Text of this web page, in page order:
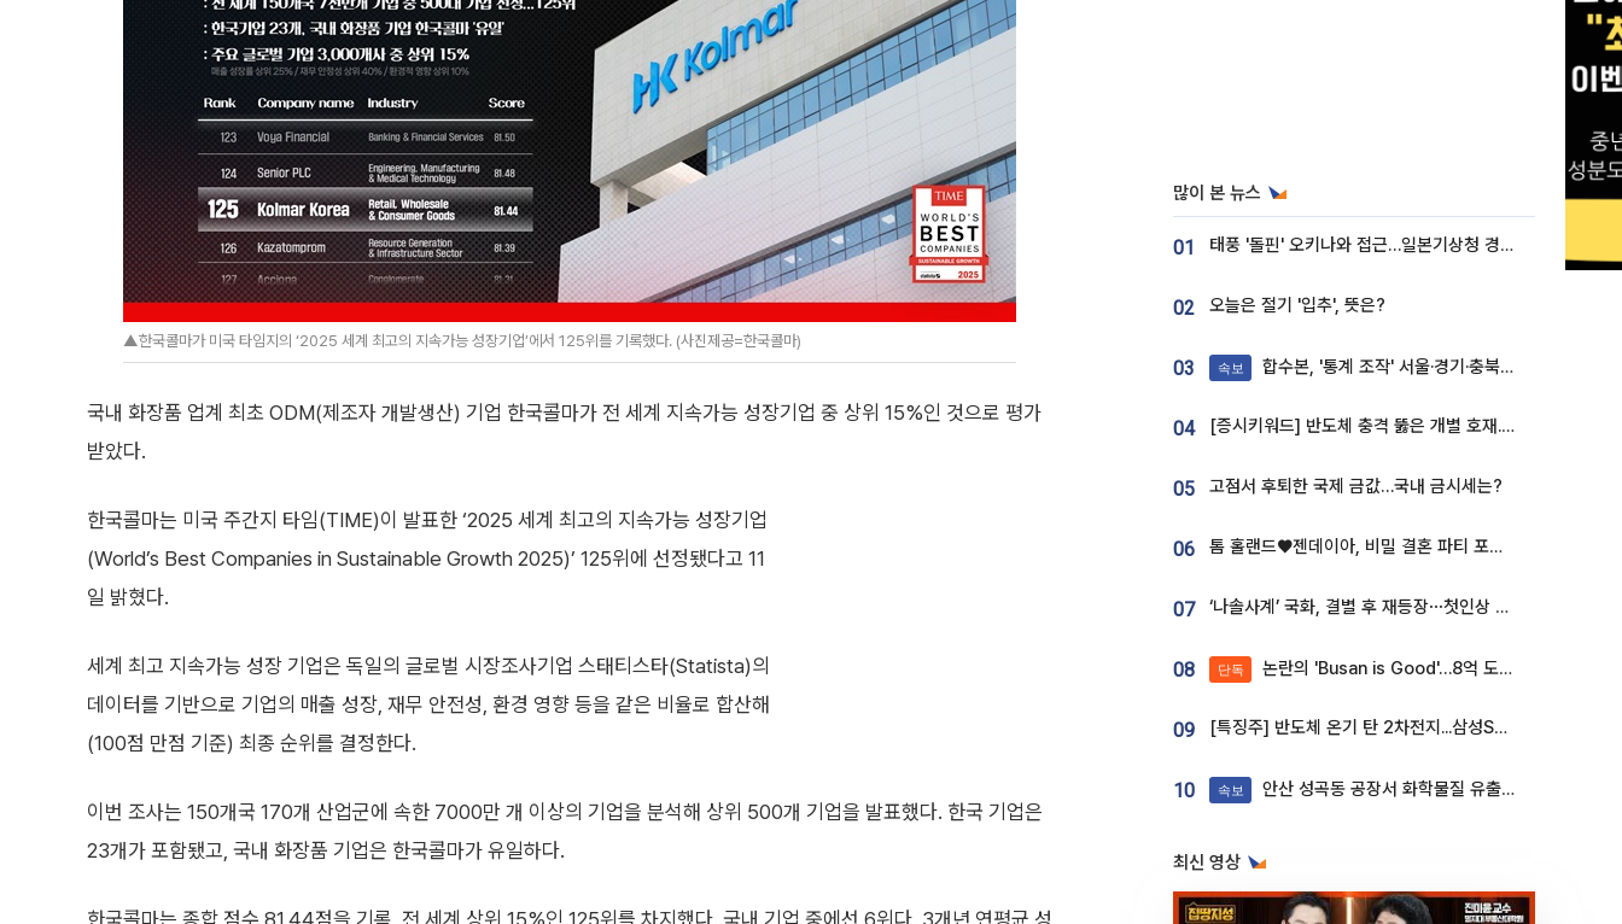
▲한국콜마가 미국 타임지의 ‘2025 세계 최고의 지속가능 성장기업’에서 125위를 기록했다. (사진제공=한국콜마)
국내 화장품 업계 최초 ODM(제조자 개발생산) 기업 한국콜마가 전 세계 지속가능 성장기업 중 상위 15%인 것으로 평가
받았다.
한국콜마는 미국 주간지 타임(TIME)이 발표한 ‘2025 세계 최고의 지속가능 성장기업
(World’s Best Companies in Sustainable Growth 2025)’ 125위에 선정됐다고 11
일 밝혔다.
세계 최고 지속가능 성장 기업은 독일의 글로벌 시장조사기업 스태티스타(Statista)의
데이터를 기반으로 기업의 매출 성장, 재무 안전성, 환경 영향 등을 같은 비율로 합산해
(100점 만점 기준) 최종 순위를 결정한다.
이번 조사는 150개국 170개 산업군에 속한 7000만 개 이상의 기업을 분석해 상위 500개 기업을 발표했다. 한국 기업은
23개가 포함됐고, 국내 화장품 기업은 한국콜마가 유일하다.
한국콜마는 종합 점수 81.44점을 기록, 전 세계 상위 15%인 125위를 차지했다. 국내 기업 중에선 6위다. 3개년 연평균 성
많이 본 뉴스
01 태풍 '돌핀' 오키나와 접근…일본기상청 경로 업데이트
02 오늘은 절기 '입추', 뜻은?
03 속보 합수본, '통계 조작' 서울·경기·충북 선관위 등 추가 압수수색
04 [증시키워드] 반도체 충격 뚫은 개별 호재...포스코퓨처엠·에코프로·한화솔루션 '눈길'
05 고점서 후퇴한 국제 금값…국내 금시세는?
06 톰 홀랜드♥젠데이아, 비밀 결혼 파티 포착⋯호텔 대관비만 9억
07 ‘나솔사계’ 국화, 결별 후 재등장⋯첫인상 투표 휩쓸고 ‘인기녀’ 등극
08 단독 논란의 'Busan is Good'…8억 도시브랜드, 용산 대통령실 CI 업체가 수행
09 [특징주] 반도체 온기 탄 2차전지...삼성SDI, 장 초반 7% 넘게 껑충
10 속보 안산 성곡동 공장서 화학물질 유출 사고 발생
최신 영상